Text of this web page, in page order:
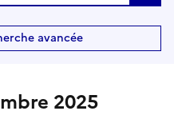
avancée
2025